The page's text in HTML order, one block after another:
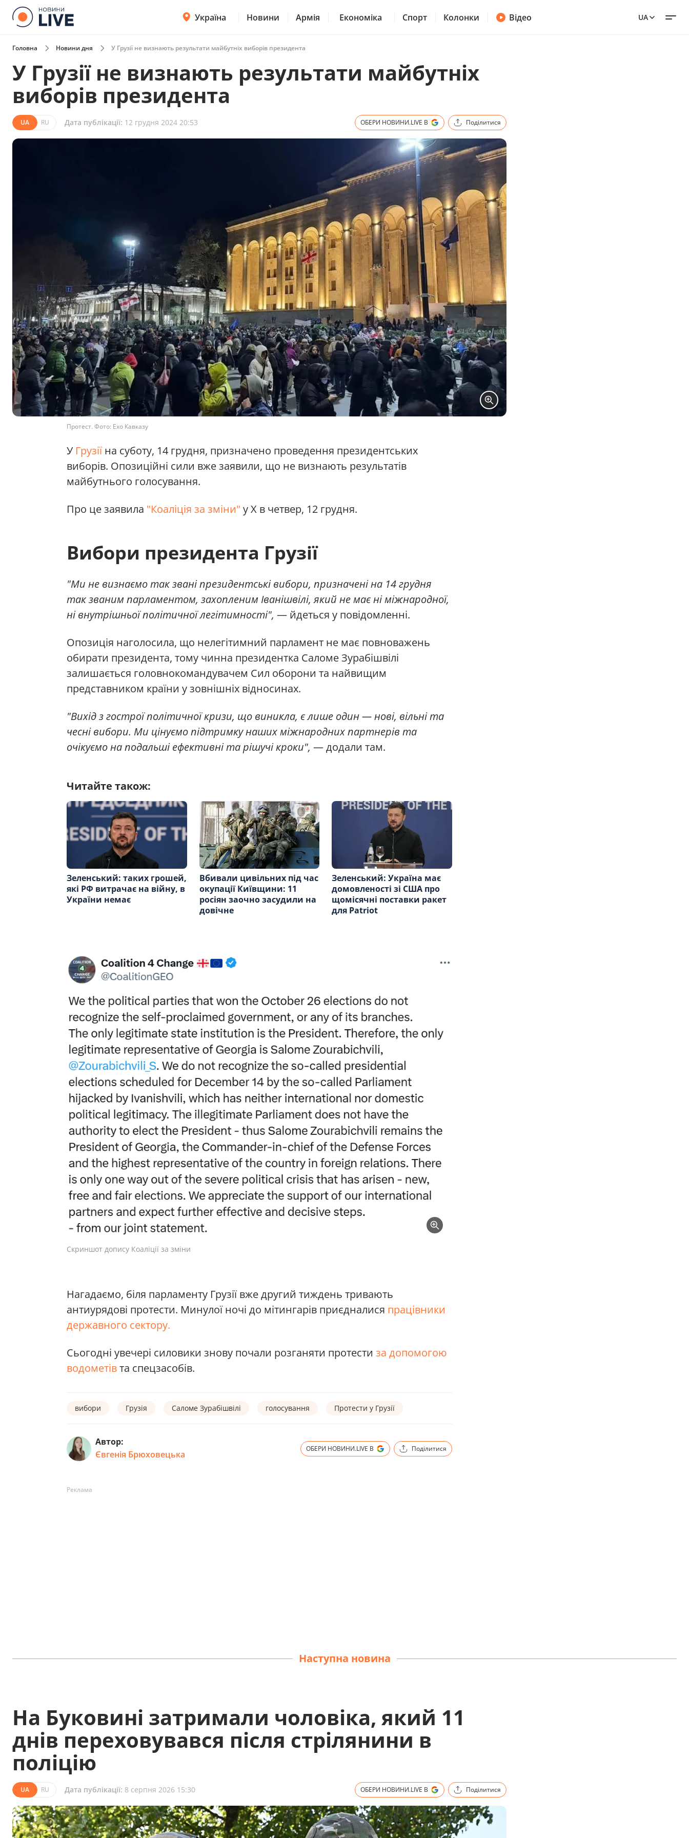
Україна Новини Армія Економіка Спорт Колонки Відео UA
Головна Новини дня У Грузії не визнають результати майбутніх виборів президента
У Грузії не визнають результати майбутніх
виборів президента
UA RU Дата публікації: 12 грудня 2024 20:53 ОБЕРИ НОВИНИ.LIVE В Поділитися
Протест. Фото: Ехо Кавказу
У Грузіїна суботу, 14 грудня, призначено проведення президентських
виборів. Опозиційні сили вже заявили, що не визнають результатів
майбутнього голосування.
Про це заявила "Коаліція за зміни" у X в четвер, 12 грудня.
Вибори президента Грузії
"Ми не визнаємо так звані президентські вибори, призначені на 14 грудня
так званим парламентом, захопленим Іванішвілі, який не має ні міжнародної,
ні внутрішньої політичної легітимності", — йдеться у повідомленні.
Опозиція наголосила, що нелегітимний парламент не має повноважень
обирати президента, тому чинна президентка Саломе Зурабішвілі
залишається головнокомандувачем Сил оборони та найвищим
представником країни у зовнішніх відносинах.
"Вихід з гострої політичної кризи, що виникла, є лише один — нові, вільні та
чесні вибори. Ми цінуємо підтримку наших міжнародних партнерів та
очікуємо на подальші ефективні та рішучі кроки", — додали там.
Читайте також:
Зеленський: таких грошей,
які РФ витрачає на війну, в
України немає
Вбивали цивільних під час
окупації Київщини: 11
росіян заочно засудили на
довічне
Зеленський: Україна має
домовленості зі США про
щомісячні поставки ракет
для Patriot
Скриншот допису Коаліції за зміни
Нагадаємо, біля парламенту Грузії вже другий тиждень тривають
антиурядові протести. Минулої ночі до мітингарів приєдналися працівники
державного сектору.
Сьогодні увечері силовики знову почали розганяти протести за допомогою
водометівта спецзасобів.
вибори Грузія Саломе Зурабішвілі голосування Протести у Грузії
Автор:
Євгенія Брюховецька
ОБЕРИ НОВИНИ.LIVE В Поділитися
Реклама
Наступна новина
На Буковині затримали чоловіка, який 11
днів переховувався після стрілянини в
поліцію
UA RU Дата публікації: 8 серпня 2026 15:30 ОБЕРИ НОВИНИ.LIVE В Поділитися